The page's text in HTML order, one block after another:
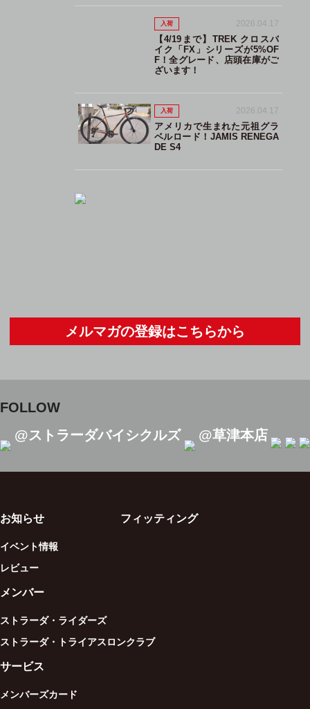
入荷 2026.04.17
【4/19まで】TREK クロスバ
イク「FX」シリーズが5%OF
F！全グレード、店頭在庫がご
ざいます！
入荷 2026.04.17
アメリカで生まれた元祖グラ
ベルロード！JAMIS RENEGA
DE S4
メルマガの登録はこちらから
FOLLOW
@ストラーダバイシクルズ
@草津本店
お知らせ
イベント情報
レビュー
フィッティング
メンバー
ストラーダ・ライダーズ
ストラーダ・トライアスロンクラブ
サービス
メンバーズカード